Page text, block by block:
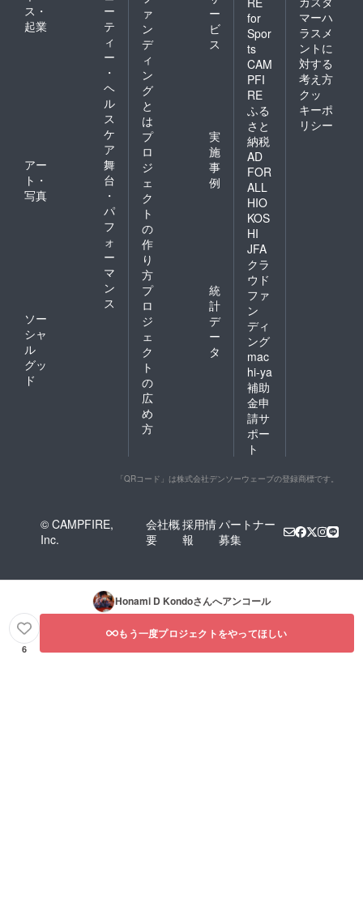
ス・
起業
ー
テ
ィ
ー
・
ヘ
ル
ス
ケ
ア
アー
ト・
写真
舞
台
・
パ
フ
ォ
ー
マ
ン
ス
ソー
シャ
ル
グッ
ド
ァ
ン
デ
ィ
ン
グ
と
は
ー
ビ
ス
プ
ロ
ジ
ェ
ク
ト
の
作
り
方
実
施
事
例
プ
ロ
ジ
ェ
ク
ト
の
広
め
方
統
計
デ
ー
タ
for
Spor
ts
CAM
PFI
RE
ふる
さと
納税
AD
FOR
ALL
HIO
KOS
HI
JFA
クラ
ウド
ファ
ン
ディ
ング
mac
hi-ya
補助
金申
請サ
ポー
ト
マーハ
ラスメ
ントに
対する
考え方
クッ
キーポ
リシー
「QRコード」は株式会社デンソーウェーブの登録商標です。
© CAMPFIRE,
Inc.
会社概
要
採用情
報
パートナー
募集
Honami D Kondoさんへアンコール
6
もう一度プロジェクトをやってほしい